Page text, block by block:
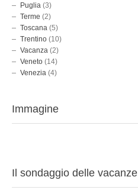
Puglia (3)
Terme (2)
Toscana (5)
Trentino (10)
Vacanza (2)
Veneto (14)
Venezia (4)
Immagine
Il sondaggio delle vacanze